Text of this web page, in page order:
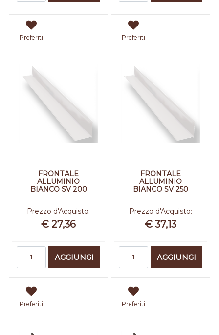
Preferiti
FRONTALE
ALLUMINIO
BIANCO SV 200
Prezzo d'Acquisto:
€ 27,36
AGGIUNGI
Preferiti
FRONTALE
ALLUMINIO
BIANCO SV 250
Prezzo d'Acquisto:
€ 37,13
AGGIUNGI
Preferiti Preferiti